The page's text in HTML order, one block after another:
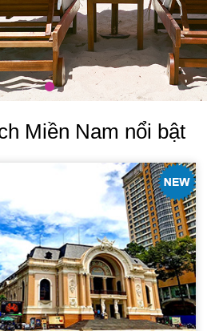
Miền Nam nổi bật